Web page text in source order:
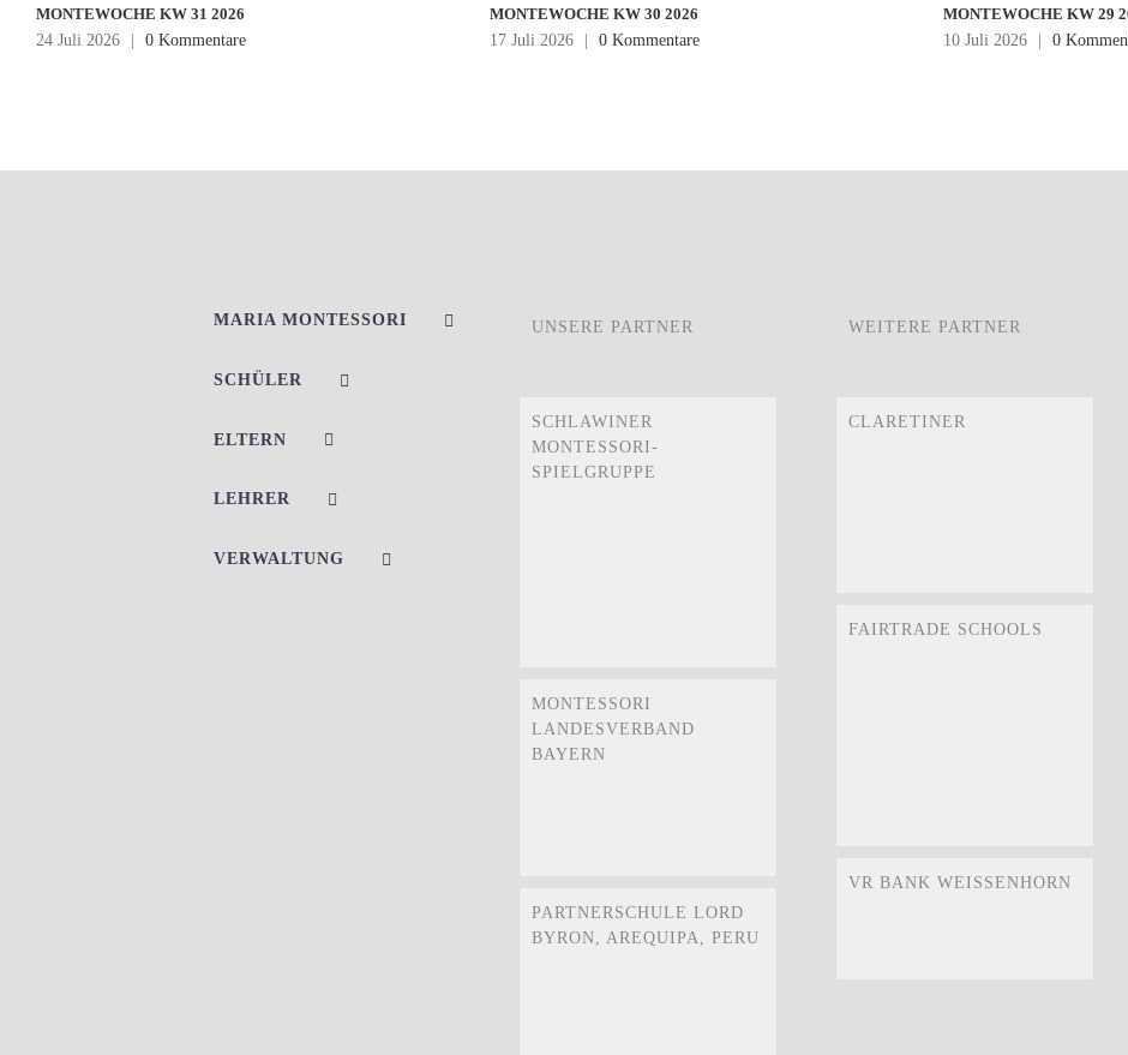
MONTEWOCHE KW 31 2026
24 Juli 2026
| 0 Kommentare
MONTEWOCHE KW 30 2026
17 Juli 2026
| 0 Kommentare
MONTEWOCHE KW 29
10 Juli 2026
| 0
MARIA MONTESSORI
SCHÜLER
ELTERN
LEHRER
VERWALTUNG
UNSERE PARTNER
SCHLAWINER
MONTESSORI-
SPIELGRUPPE
MONTESSORI
LANDESVERBAND
BAYERN
PARTNERSCHULE LORD
BYRON, AREQUIPA, PERU
WEITERE PARTNER
CLARETINER
FAIRTRADE SCHOOLS
VR BANK WEISSENHORN